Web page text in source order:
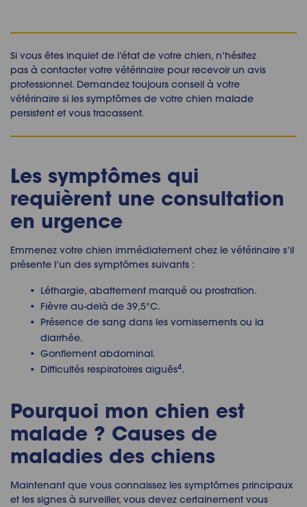
Si vous êtes inquiet de l’état de votre chien, n’hésitez
pas à contacter votre vétérinaire pour recevoir un avis
professionnel. Demandez toujours conseil à votre
vétérinaire si les symptômes de votre chien malade
persistent et vous tracassent.
Les symptômes qui
requièrent une consultation
en urgence
Emmenez votre chien immédiatement chez le vétérinaire s’il
présente l’un des symptômes suivants :
Léthargie, abattement marqué ou prostration.
Fièvre au-delà de 39,5°C.
Présence de sang dans les vomissements ou la
diarrhée.
Gonflement abdominal.
Difficultés respiratoires aiguës4.
Pourquoi mon chien est
malade ? Causes de
maladies des chiens
Maintenant que vous connaissez les symptômes principaux
et les signes à surveiller, vous devez certainement vous